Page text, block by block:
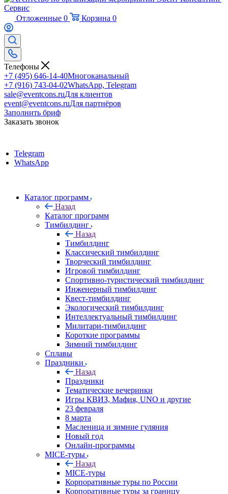
Отложенные 0 Корзина 0
Телефоны
+7 (495) 646-14-40Многоканальный
+7 (916) 743-04-02WhatsApp, Telegram
sale@eventcons.ruДля клиентов
event@eventcons.ruДля партнёров
Заполнить бриф
Заказать звонок
Telegram
WhatsApp
Каталог программ
Назад
Каталог программ
Тимбилдинг
Назад
Тимбилдинг
Классический тимбилдинг
Творческий тимбилдинг
Игровой тимбилдинг
Спортивно-туристический тимбилдинг
Инженерный тимбилдинг
Квест-тимбилдинг
Экологический тимбилдинг
Интеллектуальный тимбилдинг
Милитари-тимбилдинг
Короткие программы
Зимний тимбилдинг
Сплавы
Праздники
Назад
Праздники
Тематические вечеринки
Игры КВИЗ, Мафия, UNO и другие
23 февраля
8 марта
Масленица и зимние гуляния
Новый год
Онлайн-программы
MICE‑туры
Назад
MICE‑туры
Корпоративные туры по России
Корпоративные туры за границу